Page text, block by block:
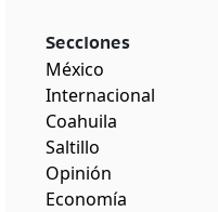
Secciones
México
Internacional
Coahuila
Saltillo
Opinión
Economía